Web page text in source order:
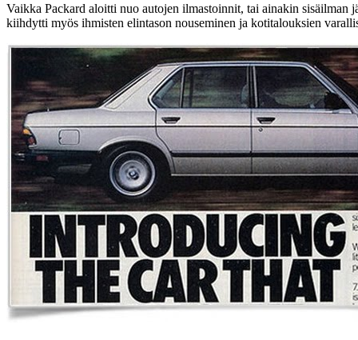
Vaikka Packard aloitti nuo autojen ilmastoinnit, tai ainakin sisäilman
kiihdytti myös ihmisten elintason nouseminen ja kotitalouksien